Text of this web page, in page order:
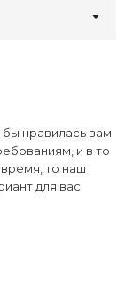
нравилась вам
и в то
то наш
для вас.